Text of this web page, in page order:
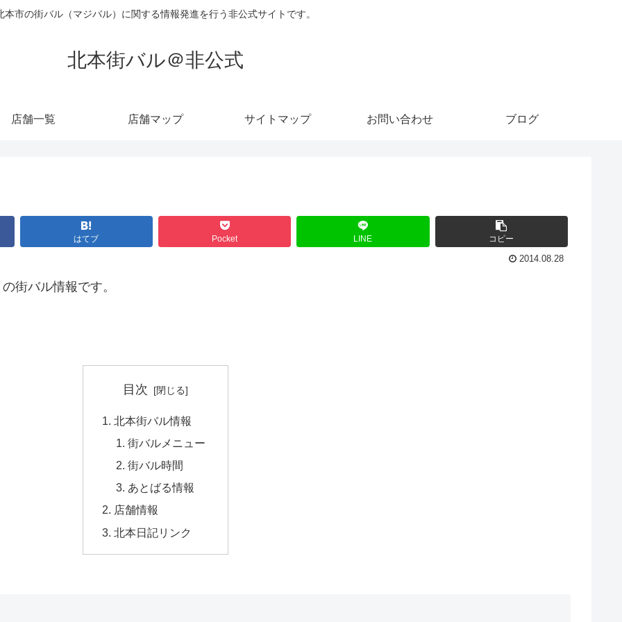
本市の街バル（マジバル）に関する情報発進を行う非公式サイトです。
北本街バル＠非公式
店舗一覧 店舗マップ サイトマップ お問い合わせ ブログ
はてブ Pocket LINE コピー
2014.08.28
街バル情報です。
目次
北本街バル情報
街バルメニュー
街バル時間
あとばる情報
店舗情報
北本日記リンク